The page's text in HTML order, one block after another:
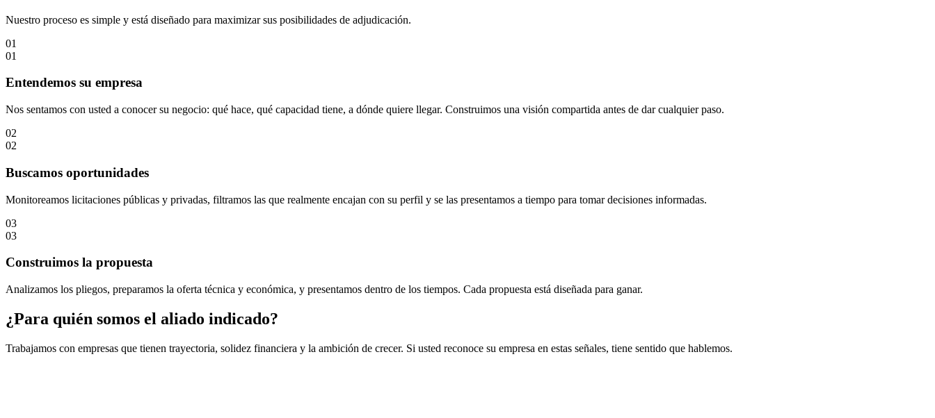
Nuestro proceso es simple y está diseñado para maximizar sus posibilidades de adjudicación.
01
01
Entendemos su empresa
Nos sentamos con usted a conocer su negocio: qué hace, qué capacidad tiene, a dónde quiere llegar. Construimos una visión compartida antes de dar cualquier paso.
02
02
Buscamos oportunidades
Monitoreamos licitaciones públicas y privadas, filtramos las que realmente encajan con su perfil y se las presentamos a tiempo para tomar decisiones informadas.
03
03
Construimos la propuesta
Analizamos los pliegos, preparamos la oferta técnica y económica, y presentamos dentro de los tiempos. Cada propuesta está diseñada para ganar.
¿Para quién somos el aliado indicado?
Trabajamos con empresas que tienen trayectoria, solidez financiera y la ambición de crecer. Si usted reconoce su empresa en estas señales, tiene sentido que hablemos.